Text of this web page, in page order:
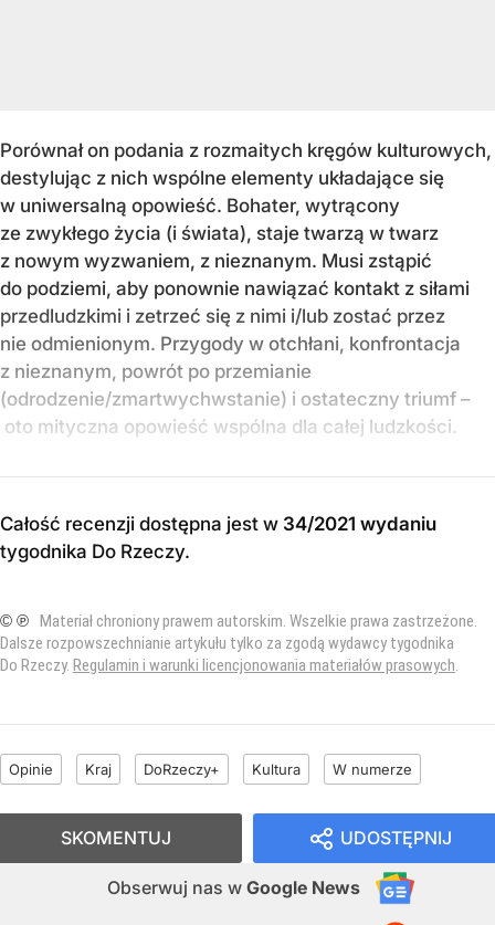
Porównał on podania z rozmaitych kręgów kulturowych,
destylując z nich wspólne elementy układające się
w uniwersalną opowieść. Bohater, wytrącony
ze zwykłego życia (i świata), staje twarzą w twarz
z nowym wyzwaniem, z nieznanym. Musi zstąpić
do podziemi, aby ponownie nawiązać kontakt z siłami
przedludzkimi i zetrzeć się z nimi i/lub zostać przez
nie odmienionym. Przygody w otchłani, konfrontacja
z nieznanym, powrót po przemianie
(odrodzenie/zmartwychwstanie) i ostateczny triumf –
oto mityczna opowieść wspólna dla całej ludzkości.
Całość recenzji dostępna jest w 34/2021 wydaniu
tygodnika Do Rzeczy.
© ℗ Materiał chroniony prawem autorskim. Wszelkie prawa zastrzeżone.
Dalsze rozpowszechnianie artykułu tylko za zgodą wydawcy tygodnika
Do Rzeczy. Regulamin i warunki licencjonowania materiałów prasowych.
Opinie Kraj DoRzeczy+ Kultura W numerze
UDOSTĘPNIJ
Obserwuj nas w Google News
SKOMENTUJ